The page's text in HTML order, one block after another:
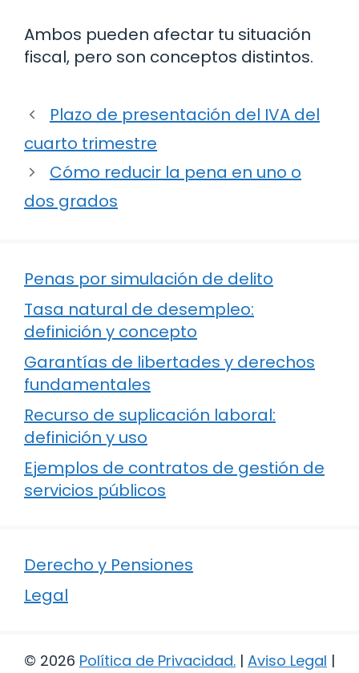
Ambos pueden afectar tu situación
fiscal, pero son conceptos distintos.
Plazo de presentación del IVA del
cuarto trimestre
Cómo reducir la pena en uno o
dos grados
Penas por simulación de delito
Tasa natural de desempleo:
definición y concepto
Garantías de libertades y derechos
fundamentales
Recurso de suplicación laboral:
definición y uso
Ejemplos de contratos de gestión de
servicios públicos
Derecho y Pensiones
Legal
© 2026 Política de Privacidad. | Aviso Legal |